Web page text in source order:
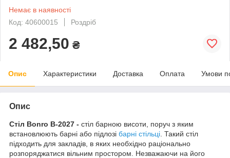
Немає в наявності
Код: 40600015
Роздріб
2 482,50 ₴
Опис Характеристики Доставка Оплата Умови
Опис
Стіл Bonro B-2027 - стіл барною висоти, поруч з яким
встановлюють барні або підлозі барні стільці . Такий стіл
підходить для закладів, в яких необхідно раціонально
розпоряджатися вільним простором. Незважаючи на його